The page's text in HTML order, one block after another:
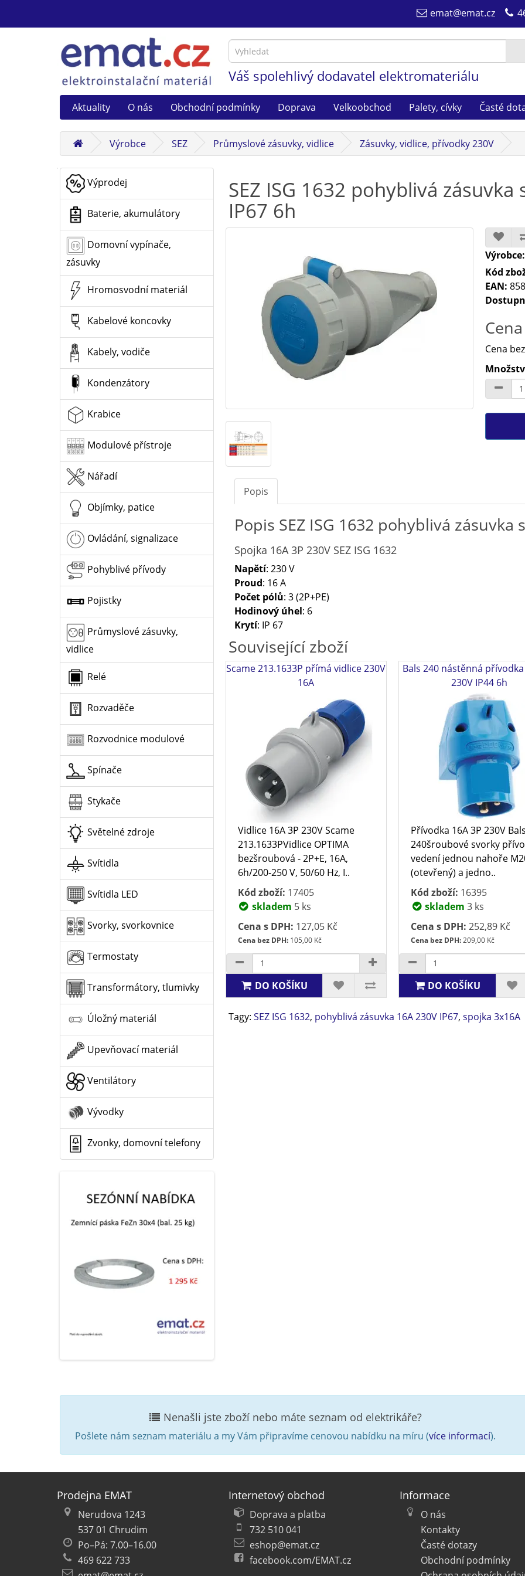
emat@emat.cz
Váš spolehlivý dodavatel elektromateriálu
Aktuality O nás Obchodní podmínky Doprava Velkoobchod Palety, cívky Časté
Výrobce SEZ Průmyslové zásuvky, vidlice Zásuvky, vidlice, přívodky 230V
Výprodej
Baterie, akumulátory
Domovní vypínače,
zásuvky
Hromosvodní materiál
Kabelové koncovky
Kabely, vodiče
Kondenzátory
Krabice
Modulové přístroje
Nářadí
Objímky, patice
Ovládání, signalizace
Pohyblivé přívody
Pojistky
Průmyslové zásuvky,
vidlice
Relé
Rozvaděče
Rozvodnice modulové
Spínače
Stykače
Světelné zdroje
Svítidla
Svítidla LED
Svorky, svorkovnice
Termostaty
Transformátory, tlumivky
Úložný materiál
Upevňovací materiál
Ventilátory
Vývodky
Zvonky, domovní telefony
SEZ ISG 1632 pohyblivá zásuvka
IP67 6h
Výrobce:
Kód
EAN:
Cena
Popis
Popis SEZ ISG 1632 pohyblivá zásuvka
Spojka 16A 3P 230V SEZ ISG 1632
Napětí: 230 V
Proud: 16 A
Počet pólů: 3 (2P+PE)
Hodinový úhel: 6
Krytí: IP 67
Související zboží
Scame 213.1633P přímá vidlice 230V
16A
Vidlice 16A 3P 230V Scame
213.1633PVidlice OPTIMA
bezšroubová - 2P+E, 16A,
6h/200-250 V, 50/60 Hz, I..
Kód zboží: 17405
skladem 5 ks
Cena s DPH: 127,05 Kč
Cena bez DPH:105,00 Kč
DO KOŠÍKU
Bals 240 nástěnná přívodka
230V IP44 6h
Přívodka 16A 3P 230V Bals
240šroubové svorky
vedení jednou nahoře
(otevřený) a jedno..
Kód zboží: 16395
skladem 3 ks
Cena s DPH: 252,89 Kč
Cena bez DPH:209,00 Kč
DO KOŠÍKU
Tagy: SEZ ISG 1632, pohyblivá zásuvka 16A 230V IP67, spojka 3x16A
Nenašli jste zboží nebo máte seznam od elektrikáře?
Pošlete nám seznam materiálu a my Vám připravíme cenovou nabídku na míru (více informací).
Prodejna EMAT
Nerudova 1243
537 01 Chrudim
Po–Pá: 7.00–16.00
469 622 733
Internetový obchod
Doprava a platba
732 510 041
eshop@emat.cz
facebook.com/EMAT.cz
Informace
O nás
Kontakty
Časté dotazy
Obchodní podmínky